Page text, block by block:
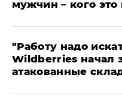
мужчин – кого
"Работу надо
Wildberries начал
атакованные